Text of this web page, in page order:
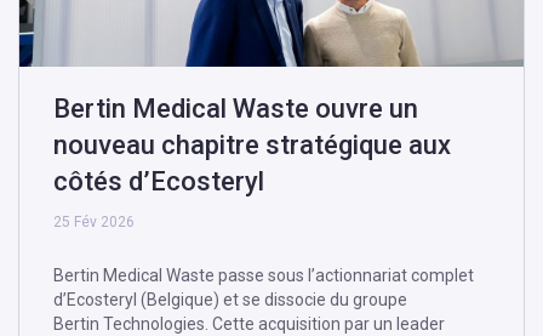
Bertin Medical Waste ouvre un
nouveau chapitre stratégique aux
côtés d’Ecosteryl
25 Fév 2026
Bertin Medical Waste passe sous l’actionnariat complet
d’Ecosteryl (Belgique) et se dissocie du groupe
Bertin Technologies. Cette acquisition par un leader